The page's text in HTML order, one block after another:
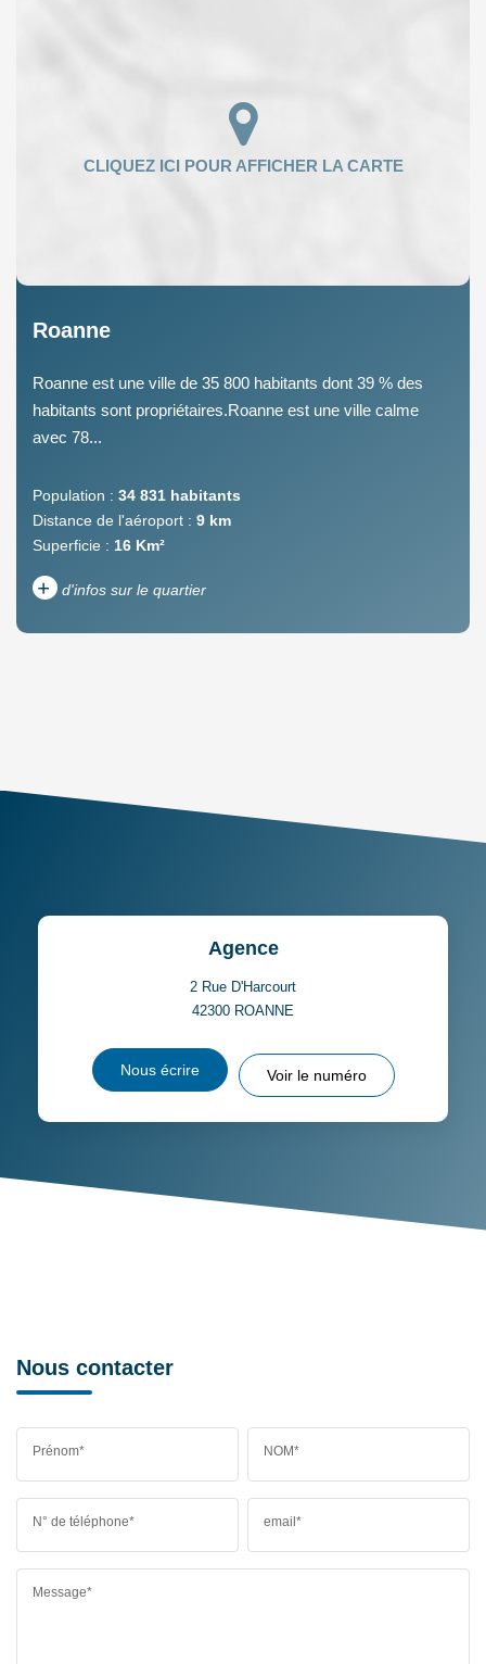
Roanne
Roanne est une ville de 35 800 habitants dont 39 % des
habitants sont propriétaires.Roanne est une ville calme
avec 78...
Population : 34 831 habitants
Distance de l'aéroport : 9 km
Superficie : 16 Km²
+ d'infos sur le quartier
TAUX DE PROPRIÉTAIRES
DISTANCE DE L'AÉROPORT :
Agence
2 Rue D'Harcourt
42300 ROANNE
Nous écrire Voir le numéro
Nous contacter
Prénom* NOM*
N° de téléphone* email*
Message*